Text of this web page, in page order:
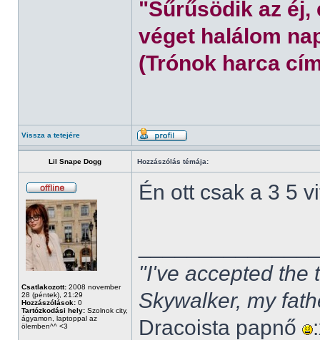
"Sűrűsödik az éj,
véget halálom
(Trónok harca
Vissza a tetejére
Lil Snape Dogg Hozzászólás témája:
Csatlakozott: 2008 november
28 (péntek), 21:29
Hozzászólások: 0
Tartózkodási hely: Szolnok city,
ágyamon, laptoppal az
ölemben^^ <3
Én ott csak a 3 5
"I've accepted the
Skywalker, my
Dracoista papnő